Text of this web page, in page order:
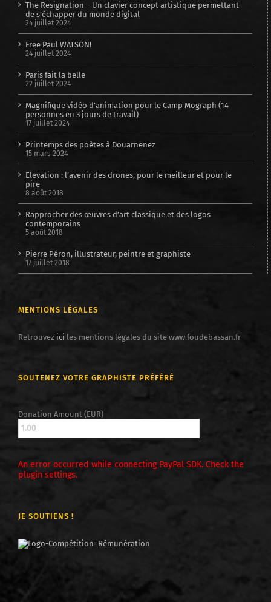
The Resignation – Un clavier concept artistique permettant
de s’échapper du monde digital
24 juillet 2024
Free Paul WATSON!
24 juillet 2024
Paris fait la belle
22 juillet 2024
Magnifique vidéo d’animation pour le Camp Mograph (14
personnes en 3 jours de travail)
17 juillet 2024
Printemps des poètes à Douarnenez
15 mars 2024
Elevation : l’avenir des drones, pour le meilleur et pour le
pire
8 août 2018
Rapprocher des œuvres d’art classique et des logos
contemporains
5 août 2018
Pierre Péron, illustrateur, peintre et graphiste
17 juillet 2018
MENTIONS LÉGALES
Retrouvez ici les mentions légales du site www.foudebassan.fr
SOUTENEZ VOTRE GRAPHISTE PRÉFÉRÉ
Donation Amount (EUR)
An error occurred while connecting PayPal SDK. Check the
plugin settings.
JE SOUTIENS !